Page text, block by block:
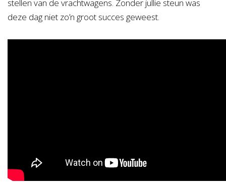
stellen van de vrachtwagens. Zonder jullie steun was
deze dag niet zo’n groot succes geweest.